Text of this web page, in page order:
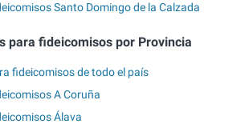
Santo Domingo de la Calzada
para fideicomisos por Provincia
fideicomisos de todo el país
A Coruña
Álava